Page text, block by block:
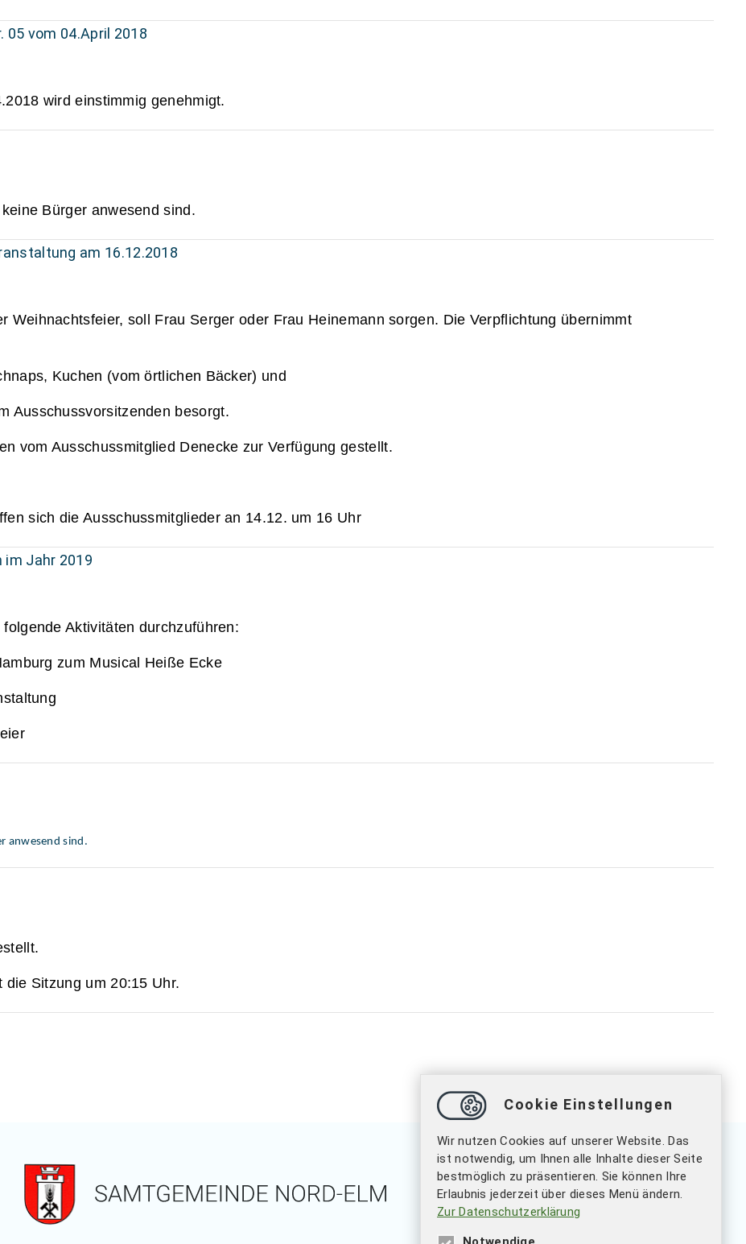
05 vom 04.April 2018
wird einstimmig genehmigt.
Bürger anwesend sind.
am 16.12.2018
Weihnachtsfeier, soll Frau Serger oder Frau Heinemann sorgen. Die Verpflichtung übernimmt
Kuchen (vom örtlichen Bäcker) und
Ausschussvorsitzenden besorgt.
vom Ausschussmitglied Denecke zur Verfügung gestellt.
sich die Ausschussmitglieder an 14.12. um 16 Uhr
im Jahr 2019
Aktivitäten durchzuführen:
zum Musical Heiße Ecke
anwesend sind.
Sitzung um 20:15 Uhr.
Cookie Einstellungen
Wir nutzen Cookies auf unserer Website. Das
ist notwendig, um Ihnen alle Inhalte dieser Seite
bestmöglich zu präsentieren. Sie können Ihre
Erlaubnis jederzeit über dieses Menü ändern.
Zur Datenschutzerklärung